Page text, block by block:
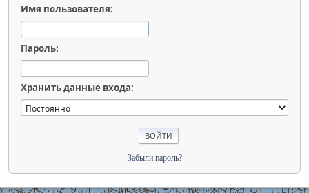
Имя пользователя:
Пароль:
Хранить данные входа:
Забыли пароль?